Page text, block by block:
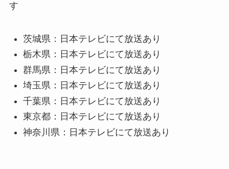
す
茨城県：日本テレビにて放送あり
栃木県：日本テレビにて放送あり
群馬県：日本テレビにて放送あり
埼玉県：日本テレビにて放送あり
千葉県：日本テレビにて放送あり
東京都：日本テレビにて放送あり
神奈川県：日本テレビにて放送あり